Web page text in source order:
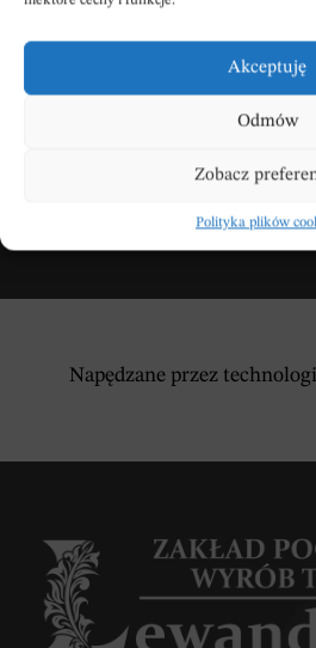
Akceptuję
Odmów
Zobacz
Polityka plików
DODAJ
Napędzane przez